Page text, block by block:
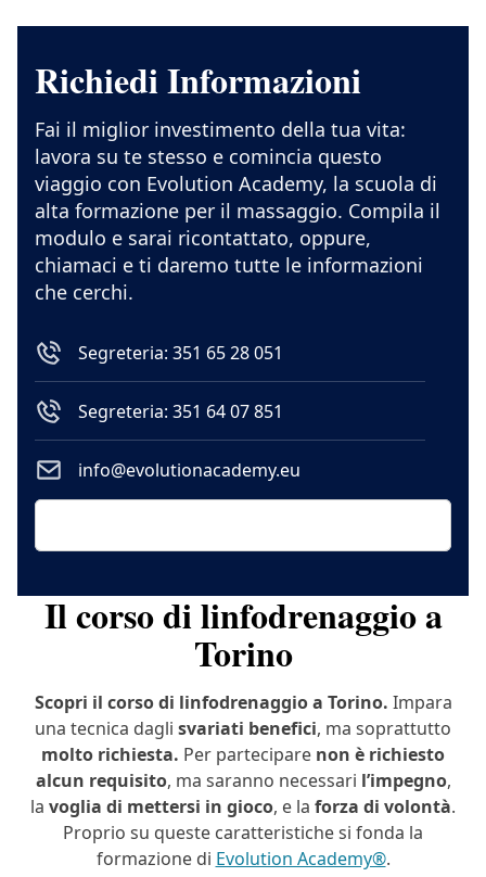
Richiedi Informazioni
Fai il miglior investimento della tua vita:
lavora su te stesso e comincia questo
viaggio con Evolution Academy, la scuola di
alta formazione per il massaggio. Compila il
modulo e sarai ricontattato, oppure,
chiamaci e ti daremo tutte le informazioni
che cerchi.
Segreteria: 351 65 28 051
Segreteria: 351 64 07 851
info@evolutionacademy.eu
Il corso di linfodrenaggio a
Torino
Scopri il corso di linfodrenaggio a Torino. Impara
una tecnica dagli svariati benefici, ma soprattutto
molto richiesta. Per partecipare non è richiesto
alcun requisito, ma saranno necessari l’impegno,
la voglia di mettersi in gioco, e la forza di volontà.
Proprio su queste caratteristiche si fonda la
formazione di Evolution Academy®.